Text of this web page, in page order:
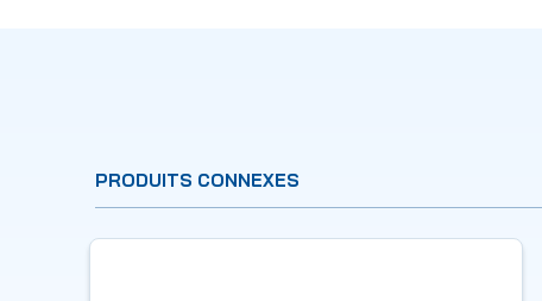
PRODUITS CONNEXES